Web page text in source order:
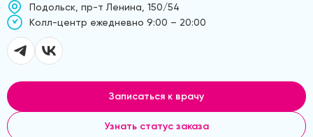
Подольск, пр-т Ленина, 150/54
Kолл-центр ежедневно 9:00 – 20:00
Записаться к врачу
Узнать статус заказа